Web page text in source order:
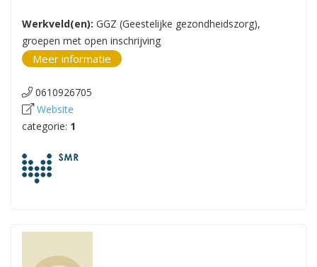
Werkveld(en): GGZ (Geestelijke gezondheidszorg),
groepen met open inschrijving
Meer informatie
0610926705
Website
categorie: 1